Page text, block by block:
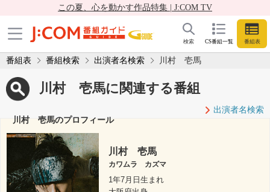
この夏、心を動かす作品特集 | J:COM TV
CS番組一覧 番組表
検索
番組表 番組検索 出演者名検索 川村 壱馬
川村 壱馬に関連する番組
出演者名検索
川村 壱馬のプロフィール
川村 壱馬
カワムラ カズマ
1年7月日生まれ